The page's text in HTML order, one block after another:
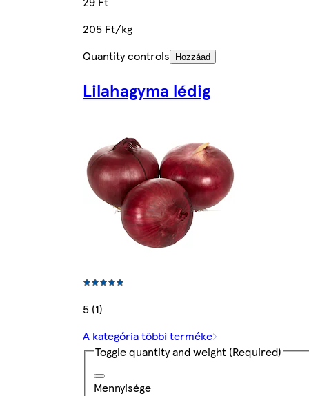
205 Ft/kg
Quantity controls
Hozzáad
Lilahagyma lédig
5 (1)
A kategória többi terméke
Toggle quantity and weight (Required)
Mennyisége